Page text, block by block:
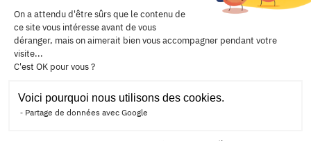
On a attendu d'être sûrs que le contenu de
ce site vous intéresse avant de vous
déranger, mais on aimerait bien vous accompagner pendant votre
visite...
C'est OK pour vous ?
Voici pourquoi nous utilisons des cookies.
Partage de données avec Google
De l’idée au prototype
Des maquettes au live
Stratégie et optimisation SEO
Hyvä pour Magento
L'équipe